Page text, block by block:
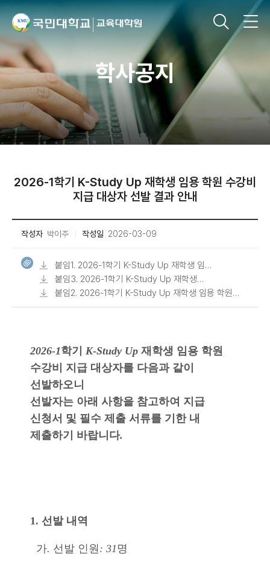
학사공지
2026-1학기 K-Study Up 재학생 임용 학원 수강비
지급 대상자 선발 결과 안내
작성자 박이주 작성일 2026-03-09
붙임1. 2026-1학기 K-Study Up 재학생 임용
학원 수강비 제출 서류 안내.pdf
붙임3. 2026-1학기 K-Study Up 재학생
임용 학원 수강비 지급 신청서(서식)_
붙임2. 2026-1학기 K-Study Up 재학생 임용 학원
2026-1학기 K-Study Up 재학생 임용 학원
수강비 지급 대상자를 다음과 같이
선발하오니
선발자는 아래 사항을 참고하여 지급
신청서 및 필수 제출 서류를 기한 내
제출하기 바랍니다.
1. 선발 내역
가. 선발 인원 : 31 명